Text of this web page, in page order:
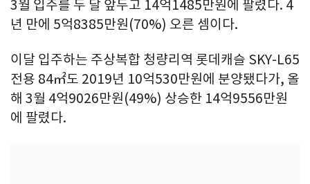
3월 입주를 두 달 앞두고 14억1485만원에 팔렸다. 4
년 만에 5억8385만원(70%) 오른 셈이다.
이달 입주하는 주상복합 청량리역 롯데캐슬 SKY-L65
전용 84㎡도 2019년 10억530만원에 분양됐다가, 올
해 3월 4억9026만원(49%) 상승한 14억9556만원
에 팔렸다.